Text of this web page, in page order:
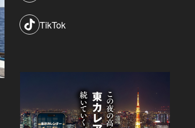
TikTok